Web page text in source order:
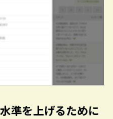
準を上げるために